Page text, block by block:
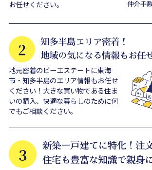
お任せください。
地元密着のビーエステートに東海
市・知多半島のエリア情報もお任せ
ください！大きな買い物である住ま
いの購入、快適な暮らしのために何
でもご相談ください。